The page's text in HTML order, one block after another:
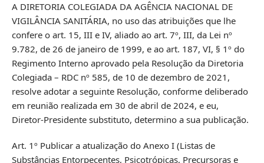
A DIRETORIA COLEGIADA DA AGÊNCIA NACIONAL DE
VIGILÂNCIA SANITÁRIA, no uso das atribuições que lhe
confere o art. 15, III e IV, aliado ao art. 7º, III, da Lei nº
9.782, de 26 de janeiro de 1999, e ao art. 187, VI, § 1º do
Regimento Interno aprovado pela Resolução da Diretoria
Colegiada – RDC nº 585, de 10 de dezembro de 2021,
resolve adotar a seguinte Resolução, conforme deliberado
em reunião realizada em 30 de abril de 2024, e eu,
Diretor-Presidente substituto, determino a sua publicação.
Art. 1º Publicar a atualização do Anexo I (Listas de
Substâncias Entorpecentes, Psicotrópicas, Precursoras e